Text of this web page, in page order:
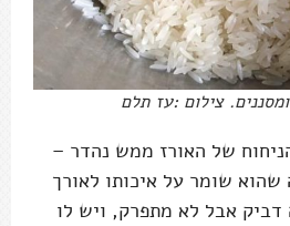
צילום :עז תלם
של האורז ממש נהדר –
שהוא שומר על איכותו לאורך
אבל לא מתפרק, ויש לו